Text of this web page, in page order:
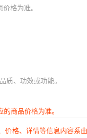
格为准。
质、功效或功能。
商品价格为准。
格、详情等信息内容系